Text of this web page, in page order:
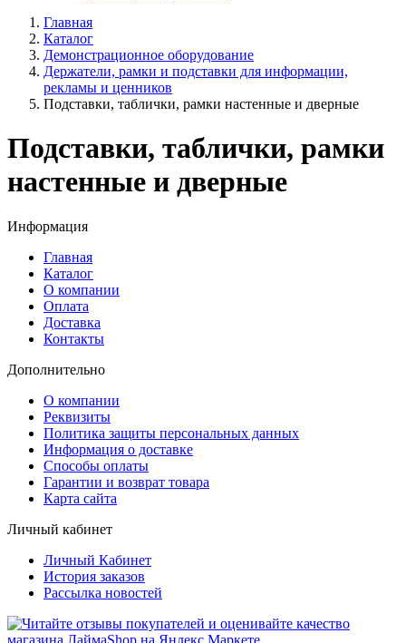
Главная
Каталог
Демонстрационное оборудование
Держатели, рамки и подставки для информации,
рекламы и ценников
Подставки, таблички, рамки настенные и дверные
Подставки, таблички, рамки
настенные и дверные
Информация
Главная
Каталог
О компании
Оплата
Доставка
Контакты
Дополнительно
О компании
Реквизиты
Политика защиты персональных данных
Информация о доставке
Способы оплаты
Гарантии и возврат товара
Карта сайта
Личный кабинет
Личный Кабинет
История заказов
Рассылка новостей